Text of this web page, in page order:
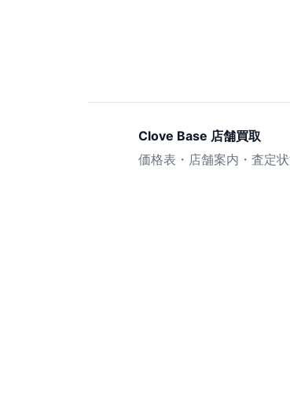
Clove Base 店舗買取
価格表・店舗案内・査定